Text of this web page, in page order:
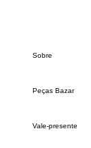
Sobre
Peças Bazar
Vale-presente